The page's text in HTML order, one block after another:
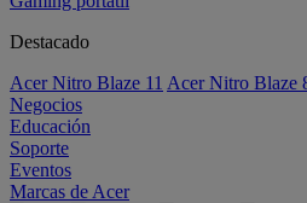
Destacado
Acer Nitro Blaze 11 Acer Nitro Blaze
Negocios
Educación
Soporte
Eventos
Marcas de Acer